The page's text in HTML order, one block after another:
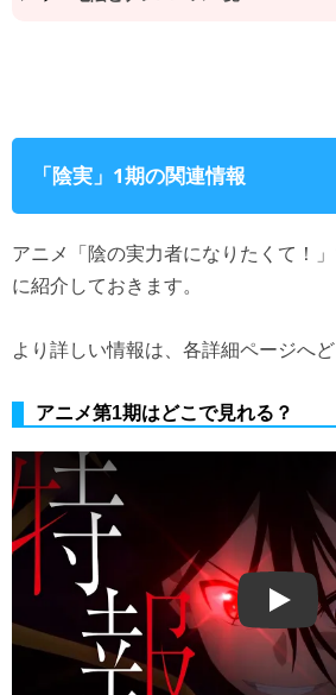
「陰実」1期の関連情報
アニメ「陰の実力者になりたくて！
に紹介しておきます。
より詳しい情報は、各詳細ページへ
アニメ第1期はどこで見れる？
Play